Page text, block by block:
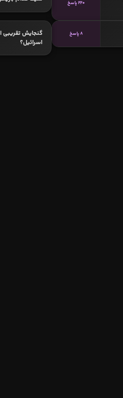
220 پاسخ
8 پاسخ
گنجایش تقریبی
اسرائیل؟